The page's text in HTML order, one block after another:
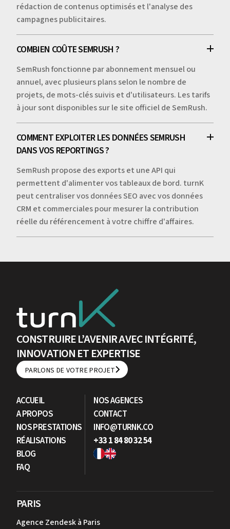
rédaction de contenus optimisés et l'analyse des
campagnes publicitaires.
COMBIEN COÛTE SEMRUSH ?
SemRush fonctionne par abonnement mensuel ou
annuel, avec plusieurs plans selon le nombre de
projets, de mots-clés suivis et d'utilisateurs. Les tarifs
à jour sont disponibles sur le site officiel de SemRush.
COMMENT EXPLOITER LES DONNÉES SEMRUSH
DANS VOS REPORTINGS ?
SemRush propose des exports et une API qui
permettent d'alimenter vos tableaux de bord. turnK
peut centraliser vos données SEO avec vos données
CRM et commerciales pour mesurer la contribution
réelle du référencement à votre chiffre d'affaires.
CONSTRUIRE L’AVENIR AVEC INTÉGRITÉ,
INNOVATION ET EXPERTISE
PARLONS DE VOTRE PROJET
PARLONS DE VOTRE PROJET
ACCUEIL
A PROPOS
NOS PRESTATIONS
RÉALISATIONS
BLOG
FAQ
NOS AGENCES
CONTACT
INFO@TURNK.CO
+33 1 84 80 32 54
PARIS
Agence Zendesk à Paris